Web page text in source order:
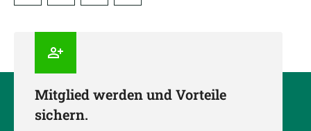
Mitglied werden und Vorteile
sichern.